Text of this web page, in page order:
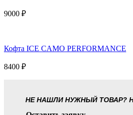
9000 ₽
Кофта ICE CAMO PERFORMANCE
8400 ₽
НЕ НАШЛИ НУЖНЫЙ ТОВАР?